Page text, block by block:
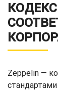
Zeppelin —